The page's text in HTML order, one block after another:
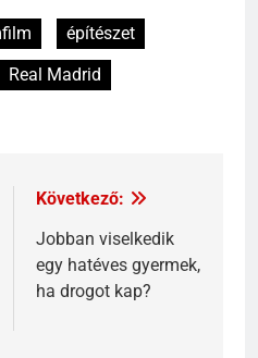
építészet
Real Madrid
Következő:
Jobban viselkedik
egy hatéves gyermek,
ha drogot kap?